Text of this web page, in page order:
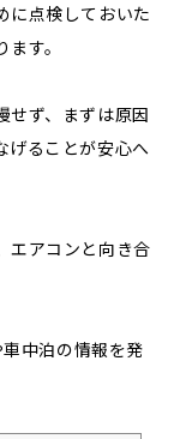
に点検しておいた
す。
せず、まずは原因
げることが安心へ
エアコンと向き合
中泊の情報を発